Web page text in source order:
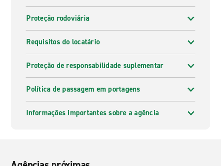
Proteção rodoviária
Requisitos do locatário
Proteção de responsabilidade suplementar
Política de passagem em portagens
Informações importantes sobre a agência